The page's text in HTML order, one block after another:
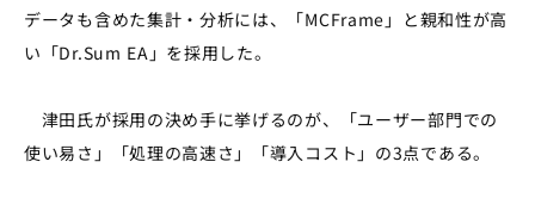
データも含めた集計・分析には、「MCFrame」と親和性が高
い「Dr.Sum EA」を採用した。
津田氏が採用の決め手に挙げるのが、「ユーザー部門での
使い易さ」「処理の高速さ」「導入コスト」の3点である。